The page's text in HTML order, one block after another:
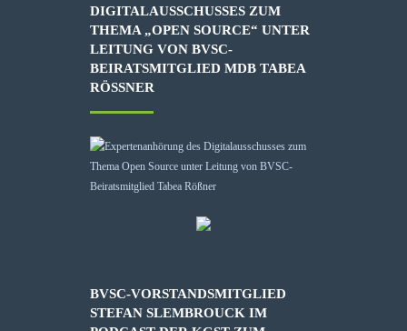
DIGITALAUSSCHUSSES ZUM
THEMA „OPEN SOURCE“ UNTER
LEITUNG VON BVSC-
BEIRATSMITGLIED MDB TABEA
RÖSSNER
BVSC-VORSTANDSMITGLIED
STEFAN SLEMBROUCK IM